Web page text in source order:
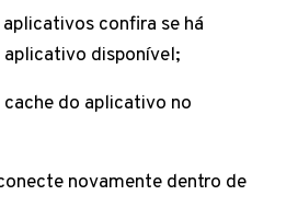
confira se há
disponível;
cache do aplicativo no
novamente dentro de